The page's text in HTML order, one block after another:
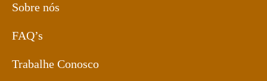
Sobre nós
FAQ’s
Trabalhe Conosco